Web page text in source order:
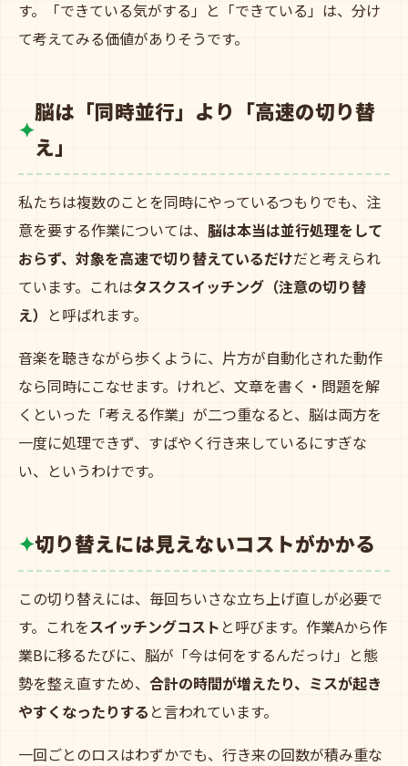
す。「できている気がする」と「できている」は、分け
て考えてみる価値がありそうです。
脳は「同時並行」より「高速の切り替
え」
私たちは複数のことを同時にやっているつもりでも、注
意を要する作業については、 脳は本当は並行処理をして
おらず、対象を高速で切り替えているだけだと考えられ
ています。これはタスクスイッチング（注意の切り替
え） と呼ばれます。
音楽を聴きながら歩くように、片方が自動化された動作
なら同時にこなせます。けれど、文章を書く・問題を解
くといった「考える作業」が二つ重なると、脳は両方を
一度に処理できず、すばやく行き来しているにすぎな
い、というわけです。
切り替えには見えないコストがかかる
この切り替えには、毎回ちいさな立ち上げ直しが必要で
す。これをスイッチングコスト と呼びます。作業Aから作
業Bに移るたびに、脳が「今は何をするんだっけ」と態
勢を整え直すため、 合計の時間が増えたり、ミスが起き
やすくなったりする と言われています。
一回ごとのロスはわずかでも、行き来の回数が積み重な